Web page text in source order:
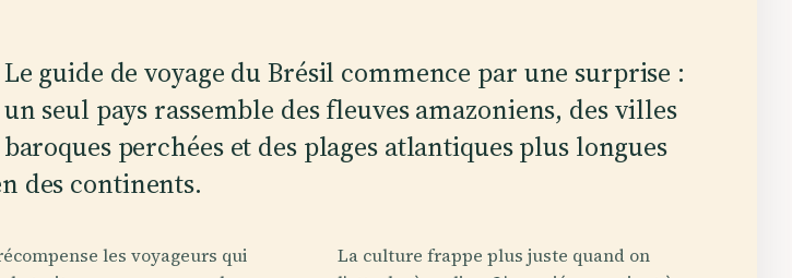
Le guide de voyage du Brésil commence par une surprise :
un seul pays rassemble des fleuves amazoniens, des villes
baroques perchées et des plages atlantiques plus longues
des continents.
les voyageurs qui
La culture frappe plus juste quand on